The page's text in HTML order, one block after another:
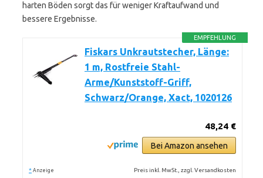
harten Böden sorgt das für weniger Kraftaufwand und
bessere Ergebnisse.
EMPFEHLUNG
Fiskars Unkrautstecher, Länge:
1 m, Rostfreie Stahl-
Arme/Kunststoff-Griff,
Schwarz/Orange, Xact, 1020126
48,24 €
Bei Amazon ansehen
* Anzeige Preis inkl. MwSt., zzgl. Versandkosten